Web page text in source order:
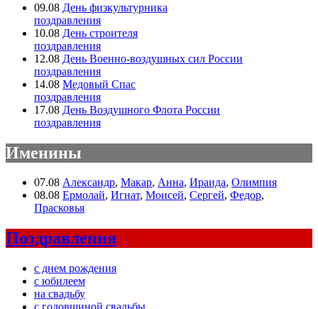
09.08 День физкультурника
поздравления
10.08 День строителя
поздравления
12.08 День Военно-воздушных сил России
поздравления
14.08 Медовый Спас
поздравления
17.08 День Воздушного Флота России
поздравления
Именины
07.08 Александр, Макар, Анна, Ираида, Олимпия
08.08 Ермолай, Игнат, Моисей, Сергей, Федор,
Прасковья
Поздравления
с днем рождения
с юбилеем
на свадьбу